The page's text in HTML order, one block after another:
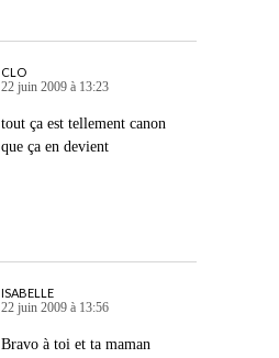
CLO
22 juin 2009 à 13:23
tout ça est tellement canon
que ça en devient
ISABELLE
22 juin 2009 à 13:56
Bravo à toi et ta maman